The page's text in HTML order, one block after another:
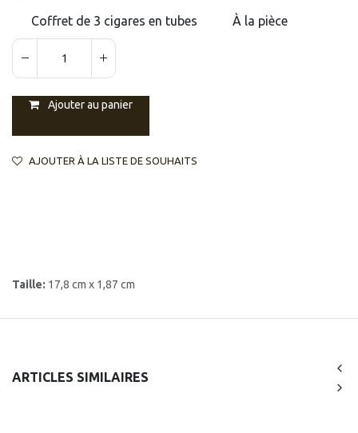
Coffret de 3 cigares en tubes
À la pièce
Ajouter au panier
AJOUTER À LA LISTE DE SOUHAITS
Taille: 17,8 cm x 1,87 cm
ARTICLES SIMILAIRES